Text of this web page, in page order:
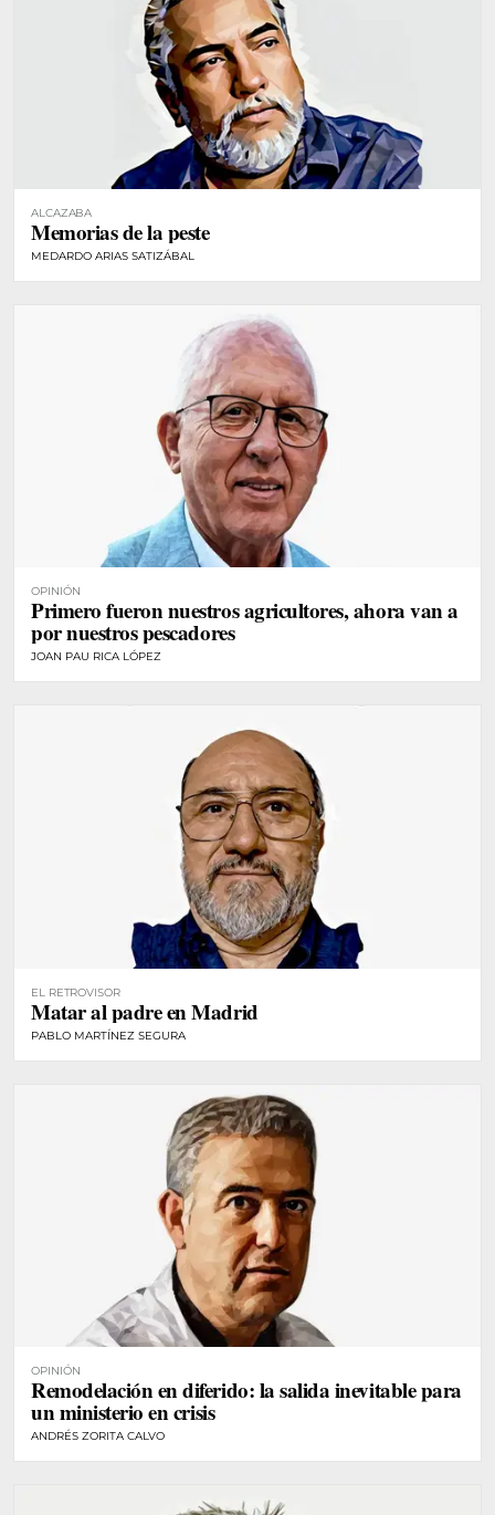
ALCAZABA
Memorias de la peste
MEDARDO ARIAS SATIZÁBAL
OPINIÓN
Primero fueron nuestros agricultores, ahora van a
por nuestros pescadores
JOAN PAU RICA LÓPEZ
EL RETROVISOR
Matar al padre en Madrid
PABLO MARTÍNEZ SEGURA
OPINIÓN
Remodelación en diferido: la salida inevitable para
un ministerio en crisis
ANDRÉS ZORITA CALVO